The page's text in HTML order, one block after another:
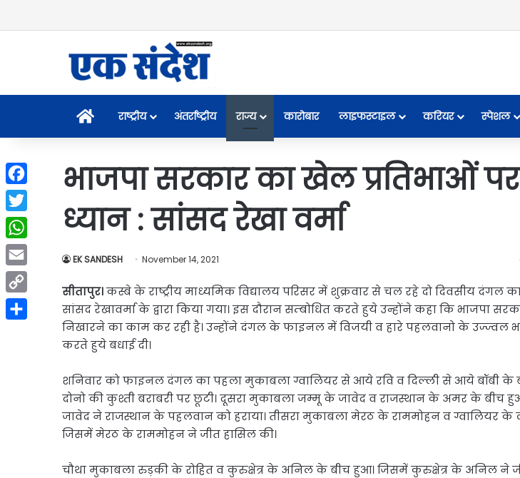
Homeराष्ट्रीय अंतर्राष्ट्रीय राज्य कारोबार लाइफस्टाइल करियर स्पेशल
भाजपा सरकार का खेल प्रतिभाओं
ध्यान : सांसद रेखा वर्मा
EK SANDESH November 14, 2021
सीतापुर।कस्बे के राष्ट्रीय माध्यमिक विद्यालय परिसर में शुक्रवार से चल रहे दो दिवसीय दंगल का
सांसद रेखावर्मा के द्वारा किया गया। इस दौरान सम्बोधित करते हुये उन्होंने कहा कि भाजपा
निखारने का काम कर रही है। उन्होंने दंगल के फाइनल में विजयी व हारे पहलवानो के उज्ज्वल
करते हुये बधाई दी।
शनिवार को फाइनल दंगल का पहला मुकाबला ग्वालियर से आये रवि व दिल्ली से आये बॉबी के
दोनो की कुश्ती बराबरी पर छूटी। दूसरा मुकाबला जम्मू के जावेद व राजस्थान के अमर के बीच
जावेद ने राजस्थान के पहलवान को हराया। तीसरा मुकाबला मेरठ के राममोहन व ग्वालियर के
जिसमें मेरठ के राममोहन ने जीत हासिल की।
चौथा मुकाबला रुड़की के रोहित व कुरुक्षेत्र के अनिल के बीच हुआ। जिसमें कुरुक्षेत्र के अनिल ने
Facebook
Twitter
WhatsApp
Email
Copy
Link